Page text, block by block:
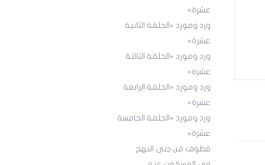
عشرة»
ورد ومورد «الحلقة الثانية
عشرة»
ورد ومورد «الحلقة الثالثة
عشرة»
ورد ومورد «الحلقة الرابعة
عشرة»
ورد ومورد «الحلقة الخامسة
عشرة»
قطوف من جنى النهج